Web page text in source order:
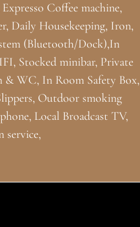
Coffee machine,
Daily Housekeeping, Iron,
(Bluetooth/Dock),In
Stocked minibar, Private
& WC, In Room Safety Box,
Outdoor smoking
Local Broadcast TV,
service,